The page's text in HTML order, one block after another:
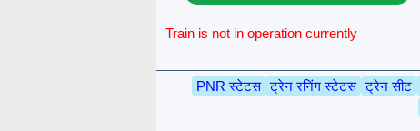
Train is not in operation currently
PNR स्टेटस ट्रेन रनिंग स्टेटस ट्रेन सीट